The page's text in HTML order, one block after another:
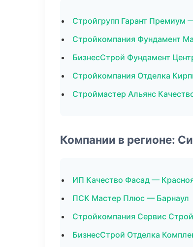
Стройгрупп Гарант Премиум
Стройкомпания Фундамент
БизнесСтрой Фундамент
Стройкомпания Отделка
Строймастер Альянс
Компании в регионе:
ИП Качество Фасад —
ПСК Мастер Плюс — Барнаул
Стройкомпания Сервис
БизнесСтрой Отделка